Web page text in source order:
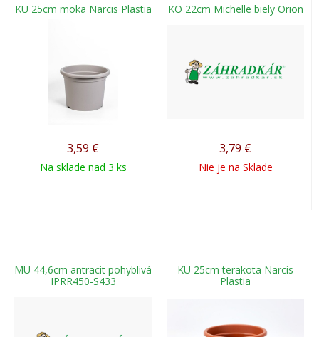
KU 25cm moka Narcis Plastia
3,59 €
Na sklade nad 3 ks
KO 22cm Michelle biely Orion
3,79 €
Nie je na Sklade
MU 44,6cm antracit pohyblivá
IPRR450-S433
KU 25cm terakota Narcis
Plastia